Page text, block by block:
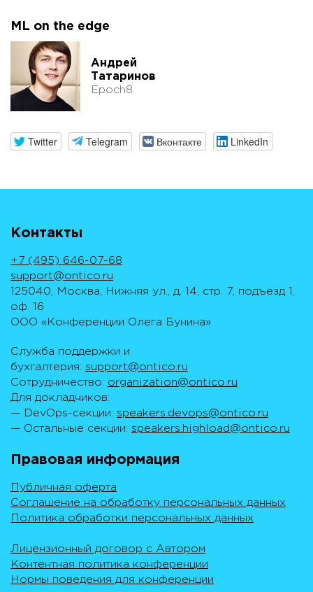
ML on the edge
Андрей
Татаринов
Epoch8
Twitter Telegram Вконтакте LinkedIn
Контакты
+7 (495) 646-07-68
support@ontico.ru
125040, Москва, Нижняя ул., д. 14, стр. 7, подъезд 1,
оф. 16
ООО «Конференции Олега Бунина»
Служба поддержки и
бухгалтерия: support@ontico.ru
Сотрудничество: organization@ontico.ru
Для докладчиков:
— DevOps-секции: speakers.devops@ontico.ru
— Остальные секции: speakers.highload@ontico.ru
Правовая информация
Публичная оферта
Соглашение на обработку персональных данных
Политика обработки персональных данных
Лицензионный договор с Автором
Контентная политика конференции
Нормы поведения для конференции